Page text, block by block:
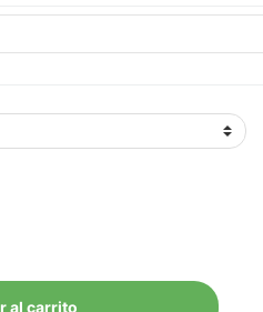
precios:
desde
$38.39
al carrito